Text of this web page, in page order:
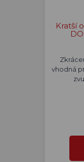
Kratší
vhodná